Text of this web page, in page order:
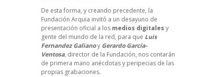
De esta forma, y creando precedente, la
Fundación Arquia invitó a un desayuno de
presentación oficial a los medios digitales y
gente del mundo de la red, para que Luis
Fernandez Galianoy Gerardo García-
Ventosa, director de la Fundación, nos contarán
de primera mano anécdotas y peripecias de las
propias grabaciones.